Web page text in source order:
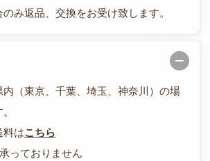
み返品、交換をお受け致します。
（東京、千葉、埼玉、神奈川）の場
料はこちら
っておりません